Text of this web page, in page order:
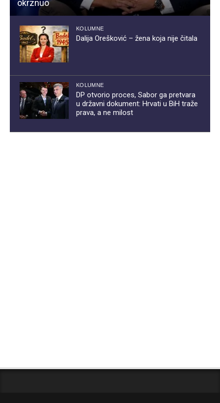
okrznuo
KOLUMNE
Dalija Orešković – žena koja nije čitala
KOLUMNE
DP otvorio proces, Sabor ga pretvara
u državni dokument: Hrvati u BiH traže
prava, a ne milost